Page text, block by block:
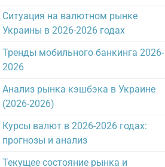
Ситуация на валютном рынке
Украины в 2026-2026 годах
Тренды мобильного банкинга 2026-
2026
Анализ рынка кэшбэка в Украине
(2026-2026)
Курсы валют в 2026-2026 годах:
прогнозы и анализ
Текущее состояние рынка и